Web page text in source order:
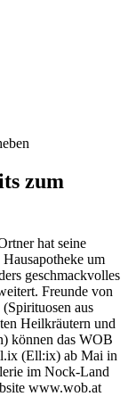
zum
hat seine
um
geschmackvolles
Freunde von
aus
Heilkräutern und
können das WOB
(Ell:ix) ab Mai in
im Nock-Land
www.wob.at